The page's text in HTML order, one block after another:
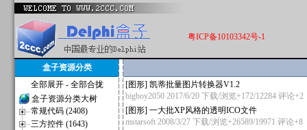
粤ICP备10103342号-1
盒子资源分类
全部展开- 全部合拢
盒子资源分类大树
常规代码 (2408)
三方控件 (1643)
[图形] 凯蒂批量图片转换器V1.2
bigboy2050 2017/6/20 下载/浏览+172/12284 评论+2
[图形] 一大批XP风格的透明ICO文件
mstarsoft 2008/3/27 下载/浏览+26589/19971 评论+8